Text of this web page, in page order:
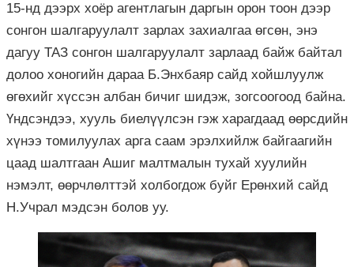
15-нд дээрх хоёр агентлагын даргын орон тоон дээр
сонгон шалгаруулалт зарлах захиалгаа өгсөн, энэ
дагуу ТАЗ сонгон шалгаруулалт зарлаад байж байтал
долоо хоногийн дараа Б.Энхбаяр сайд хойшлуулж
өгөхийг хүссэн албан бичиг шидэж, зогсоогоод байна.
Үндсэндээ, хууль биелүүлсэн гэж харагдаад өөрсдийн
хүнээ томилуулах арга саам эрэлхийлж байгаагийн
цаад шалтгаан Ашиг малтмалын тухай хуулийн
нэмэлт, өөрчлөлттэй холбогдож буйг Ерөнхий сайд
Н.Учрал мэдсэн болов уу.